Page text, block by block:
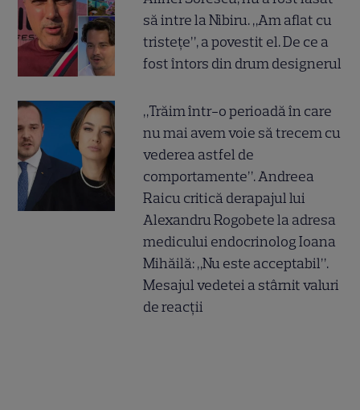
să intre la Nibiru. „Am aflat cu
tristețe”, a povestit el. De ce a
fost întors din drum designerul
„Trăim într-o perioadă în care
nu mai avem voie să trecem cu
vederea astfel de
comportamente”. Andreea
Raicu critică derapajul lui
Alexandru Rogobete la adresa
medicului endocrinolog Ioana
Mihăilă: „Nu este acceptabil”.
Mesajul vedetei a stârnit valuri
de reacții